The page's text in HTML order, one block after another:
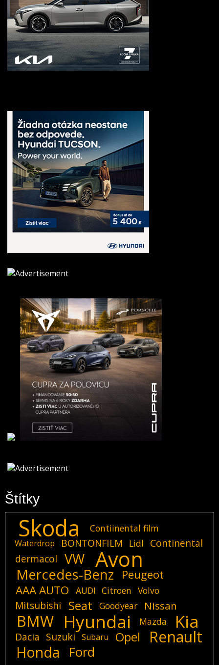
Štítky
Skoda Contiinental film
Waterdrop BONTONFILM Lidl
Continental
dermacol
VW Avon
Mercedes-Benz
Peugeot
AAA AUTO
AUDI Citroen Volvo
Mitsubishi Seat Goodyear Nissan
BMW Hyundai Mazda Kia
Dacia Suzuki Subaru Opel Renault
Honda Ford